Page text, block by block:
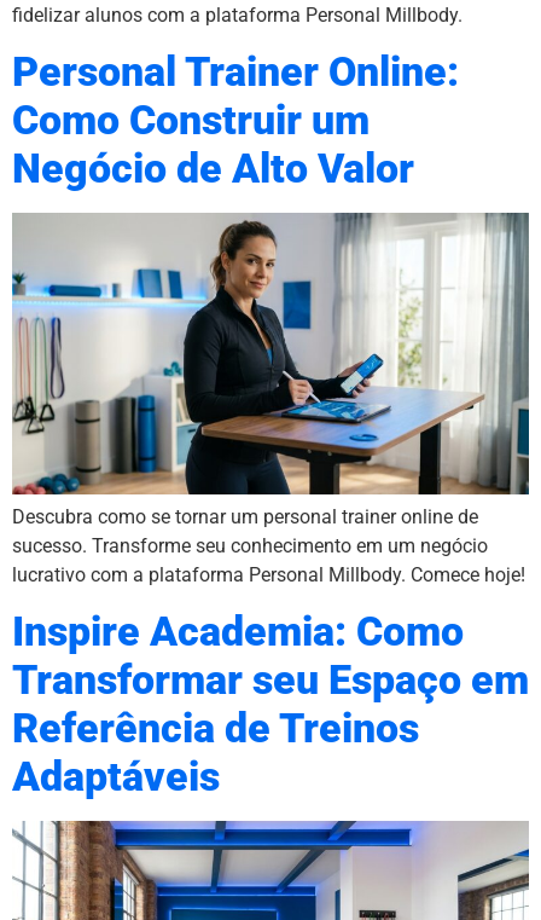
fidelizar alunos com a plataforma Personal Millbody.
Personal Trainer Online:
Como Construir um
Negócio de Alto Valor
Descubra como se tornar um personal trainer online de
sucesso. Transforme seu conhecimento em um negócio
lucrativo com a plataforma Personal Millbody. Comece hoje!
Inspire Academia: Como
Transformar seu Espaço em
Referência de Treinos
Adaptáveis